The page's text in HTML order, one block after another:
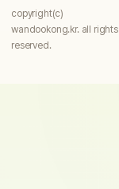
copyright(c)
wandookong.kr. all rights
reserved.